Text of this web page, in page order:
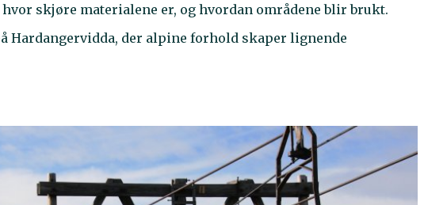
skjøre materialene er, og hvordan områdene blir brukt.
Hardangervidda, der alpine forhold skaper lignende